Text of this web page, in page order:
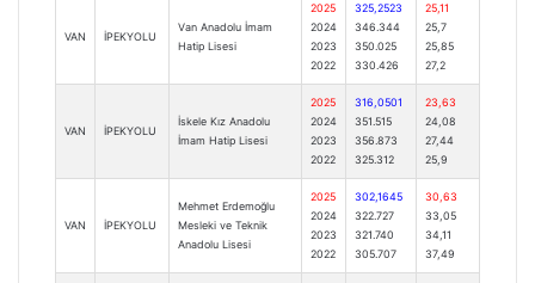
VAN İPEKYOLU
Van Anadolu İmam
Hatip Lisesi
2025
2024
2023
2022
325,2523
346.344
350.025
330.426
25,11
25,7
25,85
27,2
VAN İPEKYOLU
İskele Kız Anadolu
İmam Hatip Lisesi
2025
2024
2023
2022
316,0501
351.515
356.873
325.312
23,63
24,08
27,44
25,9
VAN İPEKYOLU
Mehmet Erdemoğlu
Mesleki ve Teknik
Anadolu Lisesi
2025
2024
2023
2022
302,1645
322.727
321.740
305.707
30,63
33,05
34,11
37,49